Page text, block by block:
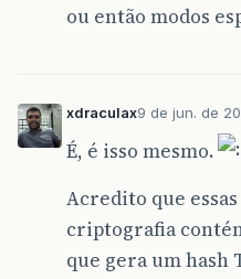
ou então modos
xdraculax9 de jun. de
É, é isso mesmo.
Acredito que
criptografia
que gera um hash